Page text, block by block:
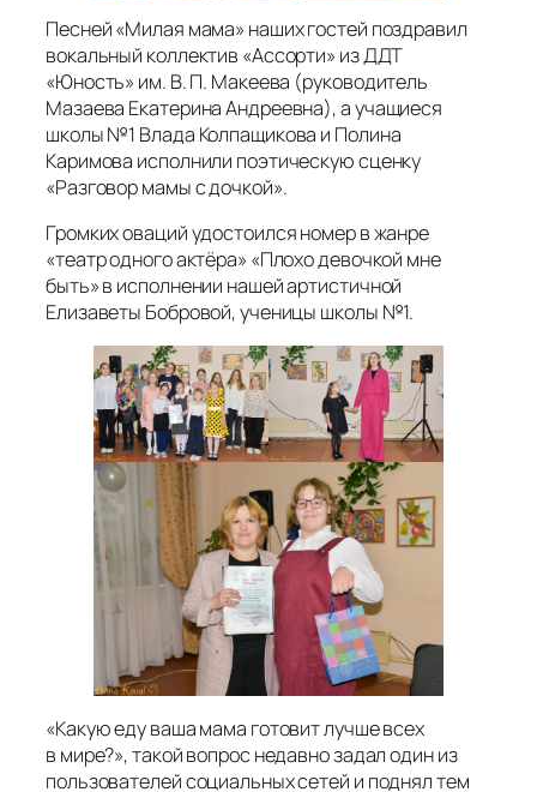
Песней «Милая мама» наших гостей поздравил
вокальный коллектив «Ассорти» из ДДТ
«Юность» им. В. П. Макеева (руководитель
Мазаева Екатерина Андреевна), а учащиеся
школы №1 Влада Колпащикова и Полина
Каримова исполнили поэтическую сценку
«Разговор мамы с дочкой».
Громких оваций удостоился номер в жанре
«театр одного актёра» «Плохо девочкой мне
быть» в исполнении нашей артистичной
Елизаветы Бобровой, ученицы школы №1.
«Какую еду ваша мама готовит лучше всех
в мире?», такой вопрос недавно задал один из
пользователей социальных сетей и поднял тем